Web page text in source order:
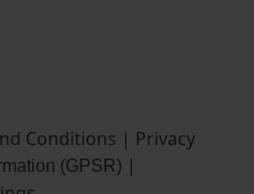
Conditions | Privacy
(GPSR) |